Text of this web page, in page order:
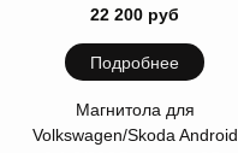
22 200 руб
Подробнее
Магнитола для
Volkswagen/Skoda Android